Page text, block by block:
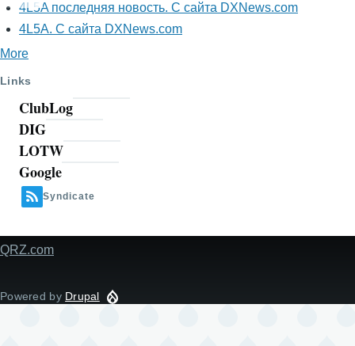
4L5A последняя новость. С сайта DXNews.com
4L5A. С сайта DXNews.com
More
Links
ClubLog
DIG
LOTW
Google
Syndicate
Footer
QRZ.com
Powered by Drupal